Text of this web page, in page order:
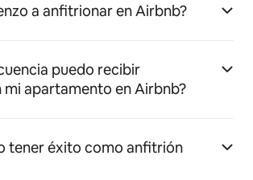
a anfitrionar en Airbnb?
puedo recibir
mi apartamento en Airbnb?
tener éxito como anfitrión